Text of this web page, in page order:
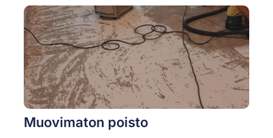
Muovimaton poisto